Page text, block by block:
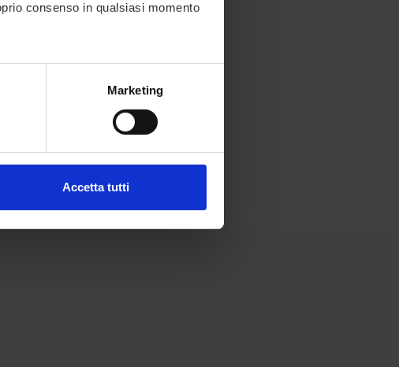
consenso in qualsiasi momento
di qualche metro,Marketing
Accetta tutti